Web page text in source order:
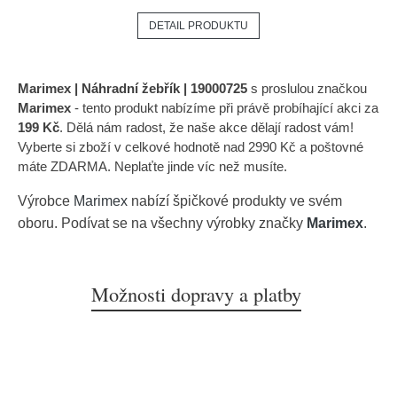
DETAIL PRODUKTU
Marimex | Náhradní žebřík | 19000725 s proslulou značkou
Marimex - tento produkt nabízíme při právě probíhající akci za
199 Kč. Dělá nám radost, že naše akce dělají radost vám!
Vyberte si zboží v celkové hodnotě nad 2990 Kč a poštovné
máte ZDARMA. Neplaťte jinde víc než musíte.
Výrobce Marimex nabízí špičkové produkty ve svém
oboru. Podívat se na všechny výrobky značky Marimex.
Možnosti dopravy a platby